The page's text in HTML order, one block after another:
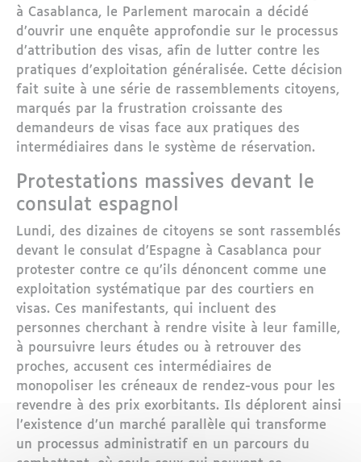
à Casablanca, le Parlement marocain a décidé
d’ouvrir une enquête approfondie sur le processus
d’attribution des visas, afin de lutter contre les
pratiques d’exploitation généralisée. Cette décision
fait suite à une série de rassemblements citoyens,
marqués par la frustration croissante des
demandeurs de visas face aux pratiques des
intermédiaires dans le système de réservation.
Protestations massives devant le
consulat espagnol
Lundi, des dizaines de citoyens se sont rassemblés
devant le consulat d’Espagne à Casablanca pour
protester contre ce qu’ils dénoncent comme une
exploitation systématique par des courtiers en
visas. Ces manifestants, qui incluent des
personnes cherchant à rendre visite à leur famille,
à poursuivre leurs études ou à retrouver des
proches, accusent ces intermédiaires de
monopoliser les créneaux de rendez-vous pour les
revendre à des prix exorbitants. Ils déplorent ainsi
l’existence d’un marché parallèle qui transforme
un processus administratif en un parcours du